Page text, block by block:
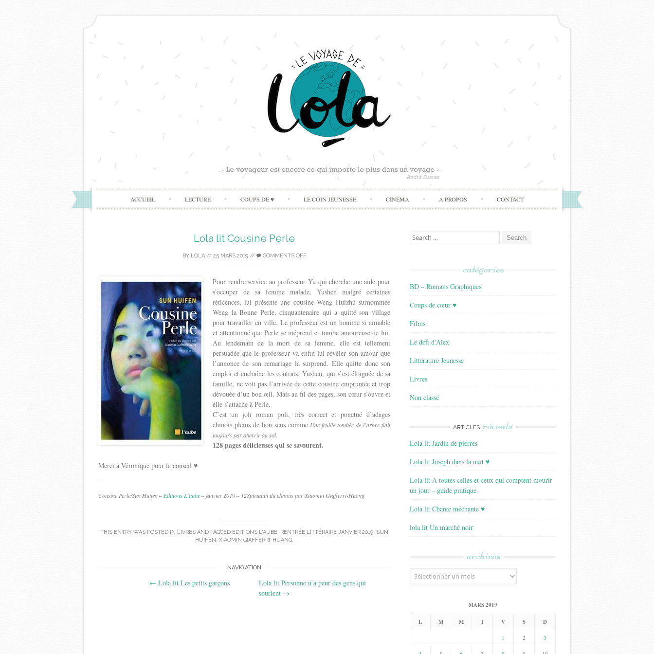
Skip
to
ACCUEIL LECTURE COUPS DE ♥ LE COIN JEUNESSE CINÉMA A PROPOS CONTACT
Lola lit Cousine Perle
BY LOLA// 25 MARS 2019// COMMENTS OFF
Pour rendre service au professeur Yu qui cherche une aide pour
s’occuper de sa femme malade, Yushen malgré certaines
réticences, lui présente une cousine Weng Huizhu surnommée
Weng la Bonne Perle, cinquantenaire qui a quitté son village
pour travailler en ville. Le professeur est un homme si aimable
et attentionné que Perle se méprend et tombe amoureuse de lui.
Au lendemain de la mort de sa femme, elle est tellement
persuadée que le professeur va enfin lui révéler son amour que
l’annonce de son remariage la surprend. Elle quitte donc son
emploi et enchaîne les contrats. Yushen, qui s’est éloignée de sa
famille, ne voit pas l’arrivée de cette cousine empruntée et trop
dévouée d’un bon œil. Mais au fil des pages, son cœur s’ouvre et
elle s’attache à Perle.
C’est un joli roman poli, très correct et ponctué d’adages
chinois pleins de bon sens comme Une feuille tombée de l’arbre finit
toujours par atterrir au sol.
128 pages délicieuses qui se savourent.
Merci à Véronique pour le conseil ♥
Cousine Perle/Sun Huifen – Editions L’aube– janvier 2019 – 128ptraduit du chinois par Xiaomin Giafferri-Huang
THIS ENTRY WAS POSTED IN LIVRES AND TAGGED EDITIONS L'AUBE, RENTRÉE LITTÉRAIRE JANVIER 2019, SUN
HUIFEN, XIAOMIN GIAFFERRI-HUANG.
NAVIGATION
← Lola lit Les petits garçons
Lola lit Personne n’a peur des gens qui
sourient →
Search
for:
catégories
BD – Romans Graphiques
Coups de cœur ♥
Films
Le défi d'Alex
Littérature Jeunesse
Livres
Non classé
ARTICLES récents
Lola lit Jardin de pierres
Lola lit Joseph dans la nuit ♥
Lola lit A toutes celles et ceux qui comptent mourir
un jour – guide pratique
Lola lit Chante méchante ♥
lola lit Un marché noir
archives
Archives
MARS 2019
L M M J V S D
1 2 3